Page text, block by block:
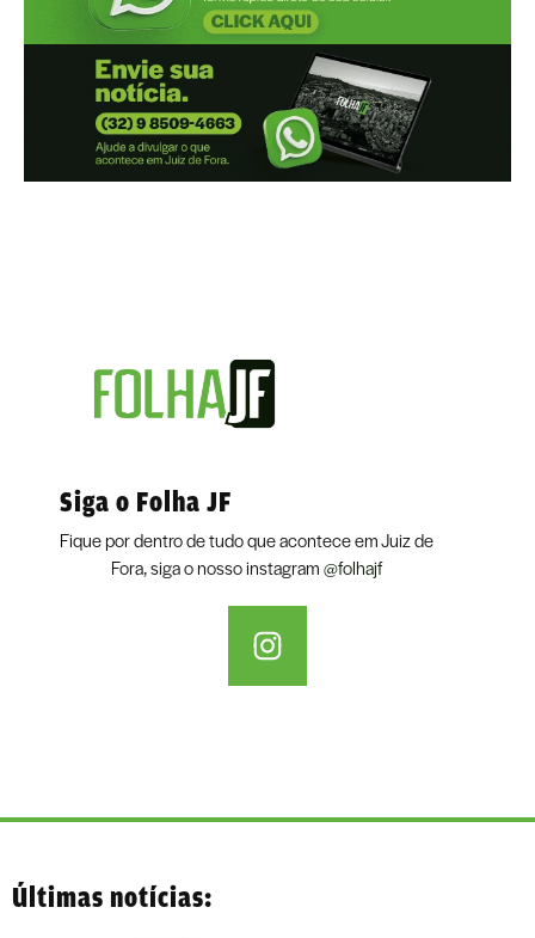
Siga o Folha JF
Fique por dentro de tudo que acontece em Juiz de
Fora, siga o nosso instagram@folhajf
Últimas notícias: